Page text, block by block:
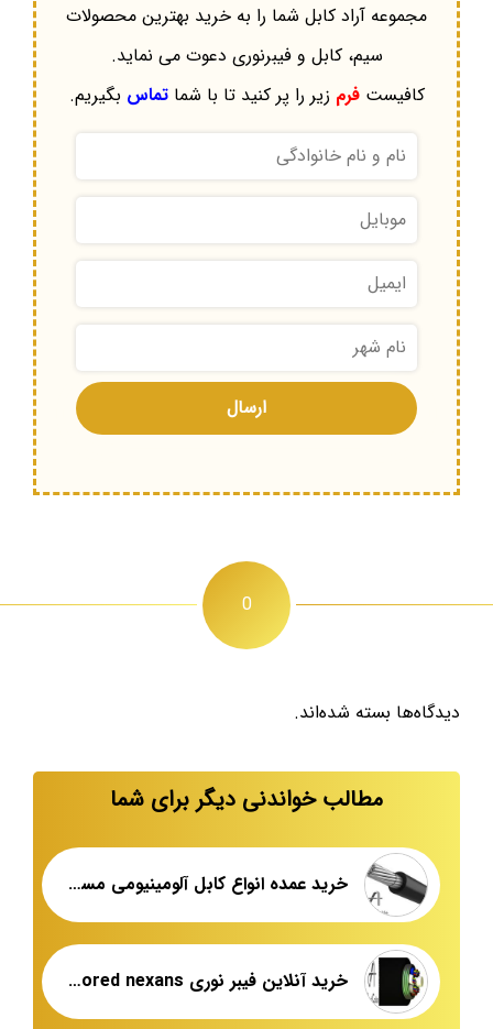
مجموعه آراد کابل شما را به خرید بهترین محصولات
سیم، کابل و فیبرنوری دعوت می نماید.
کافیستفرم زیر را پر کنید تا با شماتماس بگیریم.
0
دیدگاه‌ها بسته شده‌اند.
مطالب خواندنی دیگر برای شما
خرید عمده انواع کابل آلومینیومی مسین
خرید آنلاین فیبر نوری armored nexans